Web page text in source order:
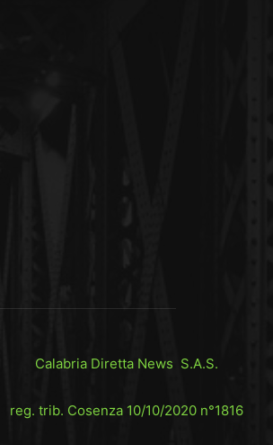
Calabria Diretta News S.A.S.
reg. trib. Cosenza 10/10/2020 n°1816